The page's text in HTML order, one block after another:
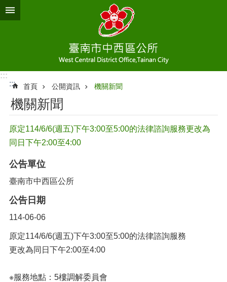
跳到主要內容區塊
:::
:::
首頁 公開資訊 機關新聞
機關新聞
原定114/6/6(週五)下午3:00至5:00的法律諮詢服務更改為
同日下午2:00至4:00
公告單位
臺南市中西區公所
公告日期
114-06-06
原定114/6/6(週五)下午3:00至5:00的法律諮詢服務
更改為同日下午2:00至4:00
※服務地點：5樓調解委員會